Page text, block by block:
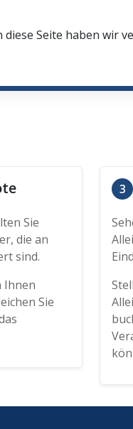
Seite haben wir
Sie
die an
sind.
Ihnen
Sie
3